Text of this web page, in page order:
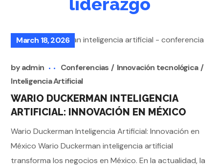
March 18, 2026
byadmin Conferencias
Innovación tecnológica
Inteligencia Artificial
WARIO DUCKERMAN INTELIGENCIA
ARTIFICIAL: INNOVACIÓN EN MÉXICO
Wario Duckerman Inteligencia Artificial: Innovación en
México Wario Duckerman inteligencia artificial
transforma los negocios en México. En la actualidad, la